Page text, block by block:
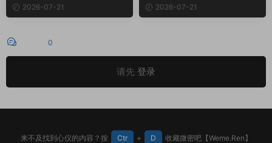
2026-07-21 2026-07-21
0
请先 登录
来不及找到心仪的内容？按 Ctr + D 收藏微密吧【Weme.Ren】